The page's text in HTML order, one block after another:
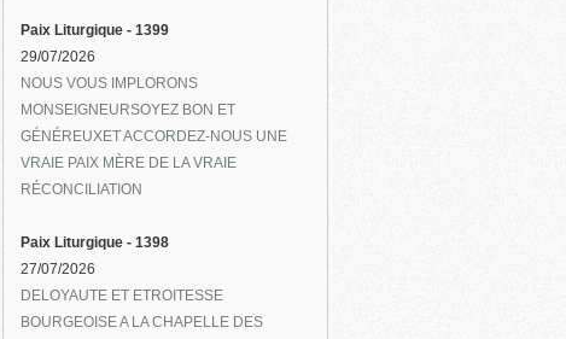
Paix Liturgique - 1399
29/07/2026
NOUS VOUS IMPLORONS
MONSEIGNEURSOYEZ BON ET
GÉNÉREUXET ACCORDEZ-NOUS UNE
VRAIE PAIX MÈRE DE LA VRAIE
RÉCONCILIATION
Paix Liturgique - 1398
27/07/2026
DELOYAUTE ET ETROITESSE
BOURGEOISE A LA CHAPELLE DES